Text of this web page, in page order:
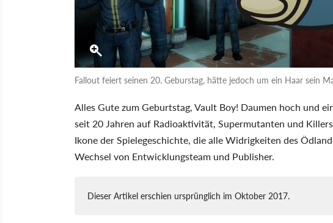
Fallout feiert seinen 20. Geburstag, hätte jedoch um ein Haar sein
Alles Gute zum Geburtstag, Vault Boy! Daumen hoch und
seit 20 Jahren auf Radioaktivität, Supermutanten und
Ikone der Spielegeschichte, die alle Widrigkeiten des
Wechsel von Entwicklungsteam und Publisher.
Dieser Artikel erschien ursprünglich im Oktober 2017.